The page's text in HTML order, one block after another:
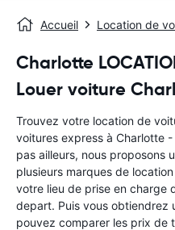
Accueil Location de
Charlotte
Louer voiture
Trouvez votre location de
voitures express à Charlotte
pas ailleurs, nous proposons
plusieurs marques de
votre lieu de prise en charge
depart. Puis vous obtiendrez
pouvez comparer les prix de